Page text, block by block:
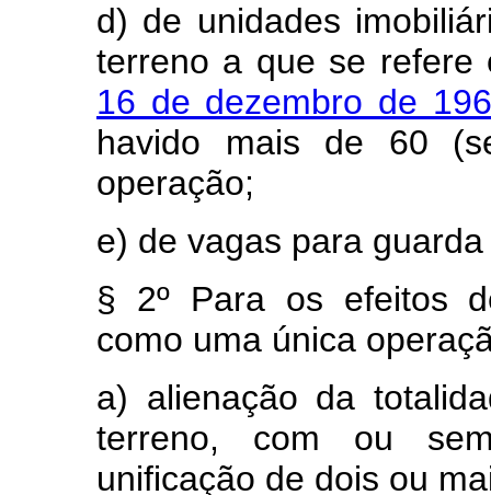
d) de unidades
terreno a que se
16 de dezembro de
havido mais de 60
operação;
e) de vagas para
§ 2º Para os efeitos
como uma única
a) alienação da
terreno, com ou
unificação de dois ou